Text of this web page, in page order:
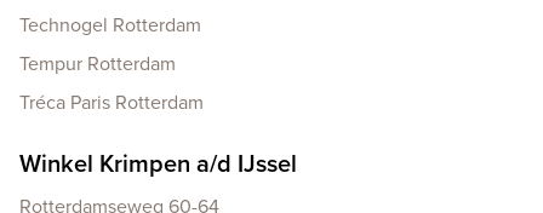
Technogel Rotterdam
Tempur Rotterdam
Tréca Paris Rotterdam
Winkel Krimpen a/d IJssel
Rotterdamseweg 60-64